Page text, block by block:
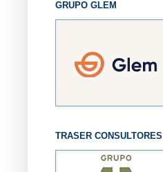
GRUPO GLEM
TRASER CONSULTORES